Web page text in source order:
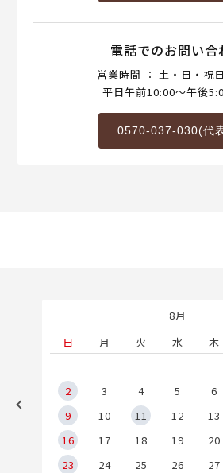
電話でのお問い合
営業時間 ： 土・日・祝
平日午前10:00～午後
0570-037-030(代表
8月
日
月 火 水 木
2
3 4 5 6
9
10 11 12 13
16
17 18 19 20
23
24 25 26 27